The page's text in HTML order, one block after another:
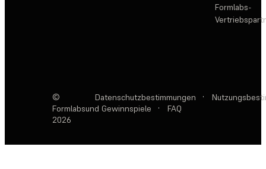
Formlabs-
©
Formlabs
2026
Datenschutzbestimmungen ·
und Gewinnspiele
· FAQ